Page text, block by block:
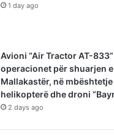
1 day ago
Avioni “Air Tractor AT-
operacionet për shuarjen
Mallakastër, në
helikopterë dhe droni
2 days ago